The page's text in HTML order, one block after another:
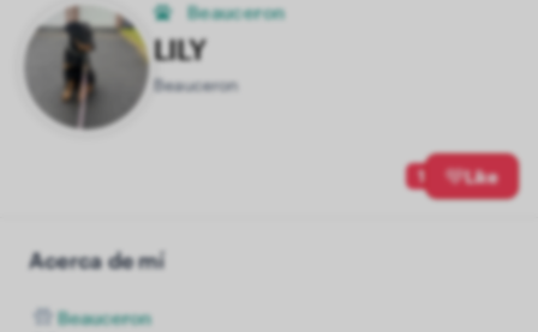
Beauceron
LILY
Beauceron
1 Like
Acerca de mí
Beauceron